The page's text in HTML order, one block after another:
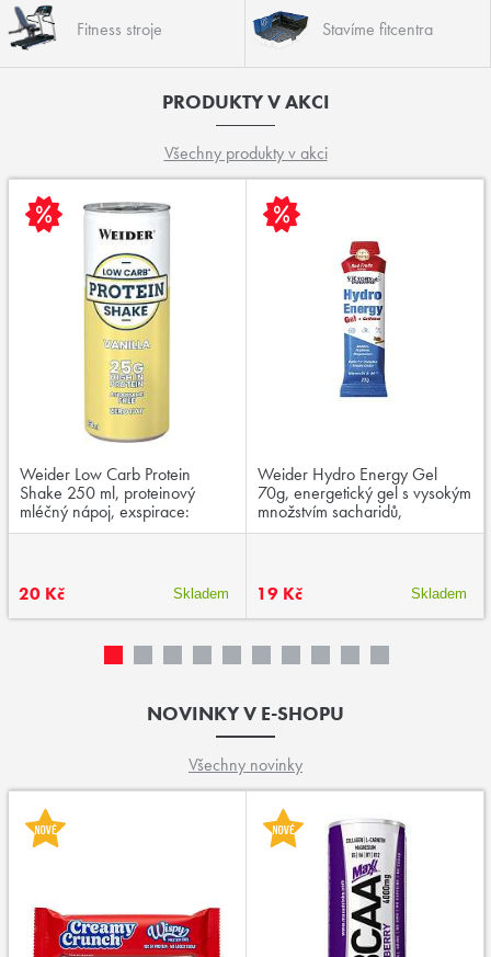
Fitness stroje Stavíme fitcentra
PRODUKTY V AKCI
Všechny produkty v akci
Weider Low Carb Protein
Shake 250 ml, proteinový
mléčný nápoj, exspirace:
03/2026
20 Kč Skladem
Weider Hydro Energy Gel
70g, energetický gel s vysokým
množstvím sacharidů,
aminokyselinami a kofeinem,
19 Kč
Skladem
NOVINKY V E-SHOPU
Všechny novinky